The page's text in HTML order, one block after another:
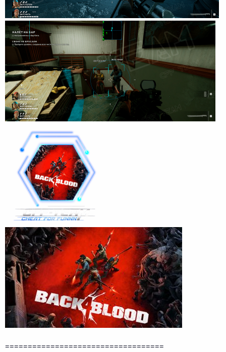
===================================